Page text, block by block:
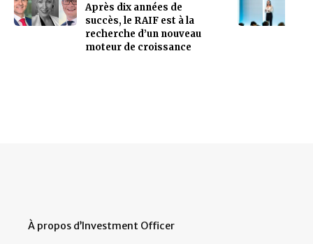
Après dix années de
succès, le RAIF est à la
recherche d’un nouveau
moteur de croissance
À propos d’Investment Officer